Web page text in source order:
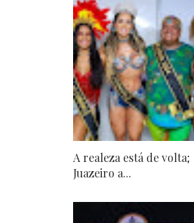
A realeza está de volta;
Juazeiro a...